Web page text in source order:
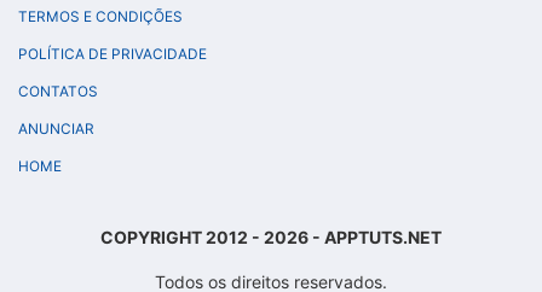
TERMOS E CONDIÇÕES
POLÍTICA DE PRIVACIDADE
CONTATOS
ANUNCIAR
HOME
COPYRIGHT 2012 - 2026 - APPTUTS.NET
Todos os direitos reservados.